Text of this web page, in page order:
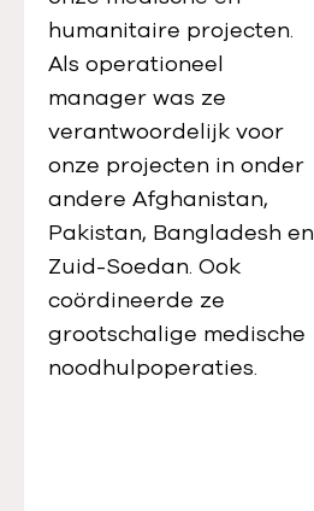
humanitaire projecten.
Als operationeel
manager was ze
verantwoordelijk voor
onze projecten in onder
andere Afghanistan,
Pakistan, Bangladesh en
Zuid-Soedan. Ook
coördineerde ze
grootschalige medische
noodhulpoperaties.